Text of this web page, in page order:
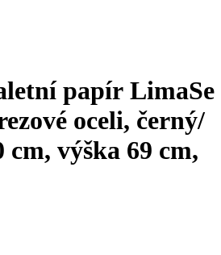
papír LimaSe
oceli, černý/
cm, výška 69 cm,